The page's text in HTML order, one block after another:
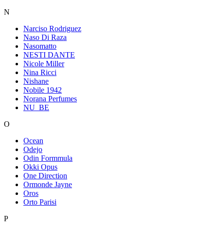
N
Narciso Rodriguez
Naso Di Raza
Nasomatto
NESTI DANTE
Nicole Miller
Nina Ricci
Nishane
Nobile 1942
Norana Perfumes
NU_BE
O
Ocean
Odejo
Odin Formmula
Okki Opus
One Direction
Ormonde Jayne
Oros
Orto Parisi
P